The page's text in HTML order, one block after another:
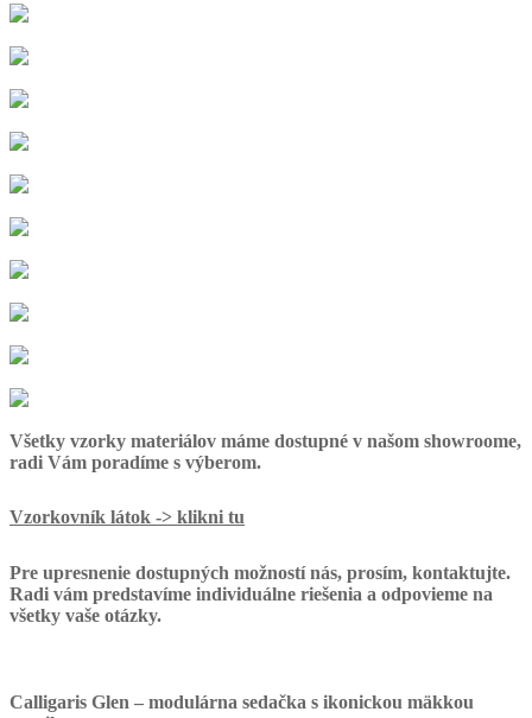
Všetky vzorky materiálov máme dostupné v našom showroome,
radi Vám poradíme s výberom.
Vzorkovník látok -> klikni tu
Pre upresnenie dostupných možností nás, prosím, kontaktujte.
Radi vám predstavíme individuálne riešenia a odpovieme na
všetky vaše otázky.
Calligaris Glen – modulárna sedačka s ikonickou mäkkou